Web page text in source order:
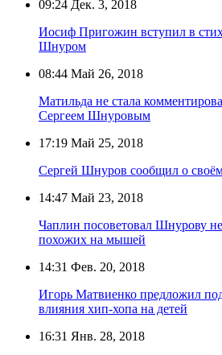
09:24 Дек. 3, 2018
Иосиф Пригожин вступил в
Шнуром
08:44 Май 26, 2018
Матильда не стала
Сергеем Шнуровым
17:19 Май 25, 2018
Сергей Шнуров сообщил о своём
14:47 Май 23, 2018
Чаплин посоветовал Шнурову не
похожих на мышей
14:31 Фев. 20, 2018
Игорь Матвиенко предложил
влияния хип-хопа на детей
16:31 Янв. 28, 2018